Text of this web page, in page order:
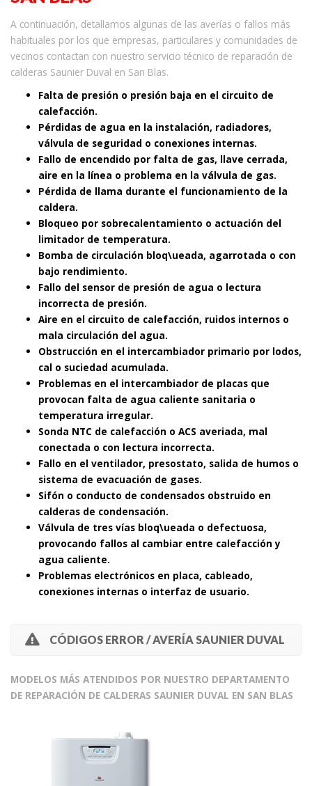
A continuación, detallamos algunas de las averías o fallos más
habituales por los que empresas, particulares y comunidades de
vecinos contactan con nuestro servicio técnico de reparación de
calderas Saunier Duval en San Blas.
Falta de presión o presión baja en el circuito de
calefacción.
Pérdidas de agua en la instalación, radiadores,
válvula de seguridad o conexiones internas.
Fallo de encendido por falta de gas, llave cerrada,
aire en la línea o problema en la válvula de gas.
Pérdida de llama durante el funcionamiento de la
caldera.
Bloqueo por sobrecalentamiento o actuación del
limitador de temperatura.
Bomba de circulación bloq\ueada, agarrotada o con
bajo rendimiento.
Fallo del sensor de presión de agua o lectura
incorrecta de presión.
Aire en el circuito de calefacción, ruidos internos o
mala circulación del agua.
Obstrucción en el intercambiador primario por lodos,
cal o suciedad acumulada.
Problemas en el intercambiador de placas que
provocan falta de agua caliente sanitaria o
temperatura irregular.
Sonda NTC de calefacción o ACS averiada, mal
conectada o con lectura incorrecta.
Fallo en el ventilador, presostato, salida de humos o
sistema de evacuación de gases.
Sifón o conducto de condensados obstruido en
calderas de condensación.
Válvula de tres vías bloq\ueada o defectuosa,
provocando fallos al cambiar entre calefacción y
agua caliente.
Problemas electrónicos en placa, cableado,
conexiones internas o interfaz de usuario.
CÓDIGOS ERROR / AVERÍA SAUNIER DUVAL
MODELOS MÁS ATENDIDOS POR NUESTRO DEPARTAMENTO
DE REPARACIÓN DE CALDERAS SAUNIER DUVAL EN SAN BLAS